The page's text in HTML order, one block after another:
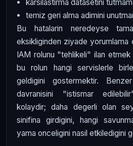
karsilastirma datasetini
temiz geri alma adimini
Bu hatalarin neredeyse
eksikliginden ziyade yorumlama
IAM rolunu "tehlikeli" ilan
bu rolun hangi servislerle
geldigini gostermektir.
davranisini "istismar
kolaydir; daha degerli olan
sinifina girdigini, hangi
yama onceligini nasil etkiledigini